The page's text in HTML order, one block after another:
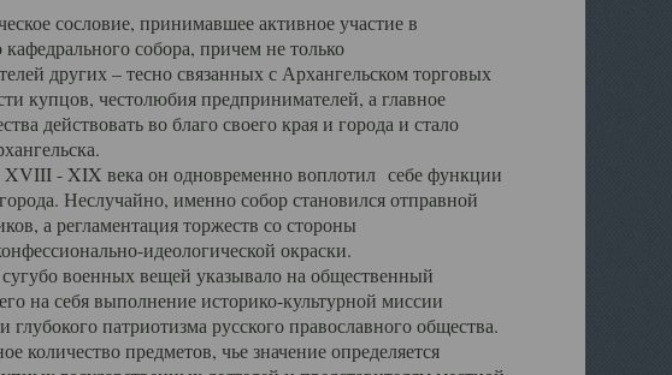
сословие, принимавшее активное участие в
собора, причем не только
других – тесно связанных с Архангельском торговых
купцов, честолюбия предпринимателей, а главное
действовать во благо своего края и города и стало
- XIX века он одновременно воплотил себе функции
Неслучайно, именно собор становился отправной
а регламентация торжеств со стороны
идеологической окраски.
военных вещей указывало на общественный
на себя выполнение историко-культурной миссии
патриотизма русского православного общества.
количество предметов, чье значение определяется